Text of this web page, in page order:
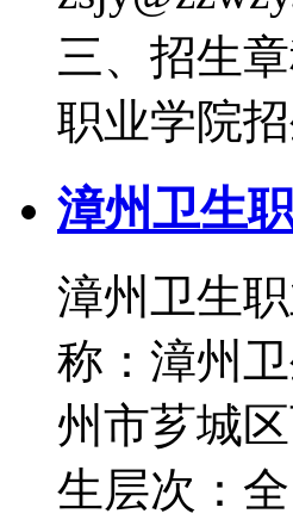
三、招生
职业学院
漳州卫生
漳州卫生
称：漳州
州市芗城
生层次：